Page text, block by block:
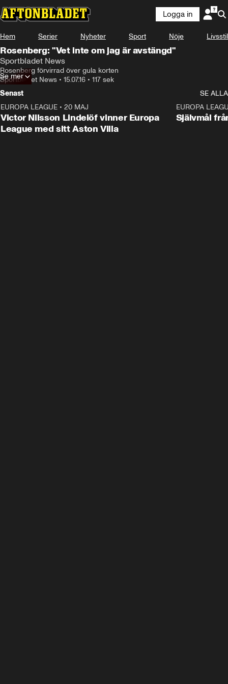
Logga in
Hem Serier Nyheter Sport Nöje Livsstil
Rosenberg: "Vet inte om jag är avstängd"
Sportbladet News
Rosenberg förvirrad över gula korten
Sportbladet News • 15.07.16 • 117 sek
Se mer
Senast
SE ALLA
EUROPA LEAGUE • 20 MAJ
Victor Nilsson Lindelöf vinner Europa
League med sitt Aston Villa
EUROPA
Självmål